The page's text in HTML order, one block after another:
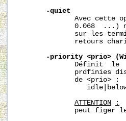
-quiet
Avec cette
0.068  ...)
sur les
retours
-priority <prio>
Définit  le
prdfinies
              de <prio> :
ATTENTION
:
peut figer